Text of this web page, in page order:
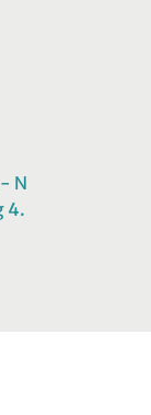
N
4.